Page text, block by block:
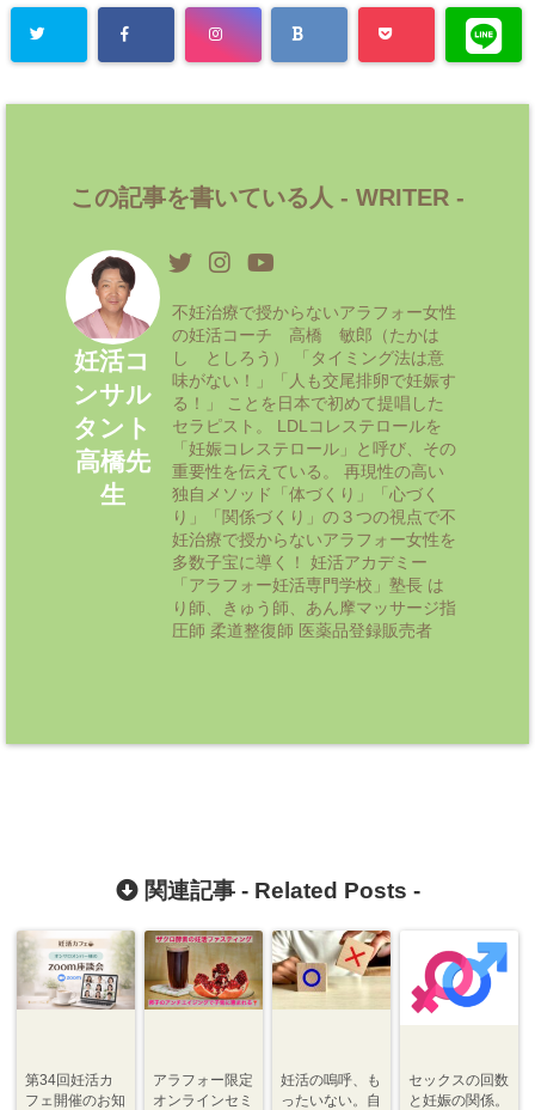
この記事を書いている人 - WRITER -
妊活コ
ンサル
タント
高橋先
生
不妊治療で授からないアラフォー女性
の妊活コーチ 高橋 敏郎（たかは
し としろう） 「タイミング法は意
味がない！」「人も交尾排卵で妊娠す
る！」 ことを日本で初めて提唱した
セラピスト。 LDLコレステロールを
「妊娠コレステロール」と呼び、その
重要性を伝えている。 再現性の高い
独自メソッド「体づくり」「心づく
り」「関係づくり」の３つの視点で不
妊治療で授からないアラフォー女性を
多数子宝に導く！ 妊活アカデミー
「アラフォー妊活専門学校」塾長 は
り師、きゅう師、あん摩マッサージ指
圧師 柔道整復師 医薬品登録販売者
関連記事 - Related Posts -
第34回妊活カ
フェ開催のお知
アラフォー限定
オンラインセミ
妊活の嗚呼、も
ったいない。自
セックスの回数
と妊娠の関係。